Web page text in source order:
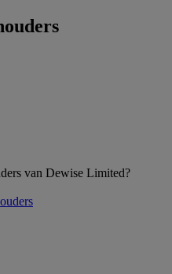
van Dewise Limited?